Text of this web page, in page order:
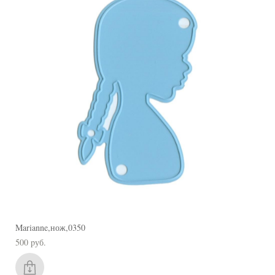
Marianne,нож,0350
500 pуб.